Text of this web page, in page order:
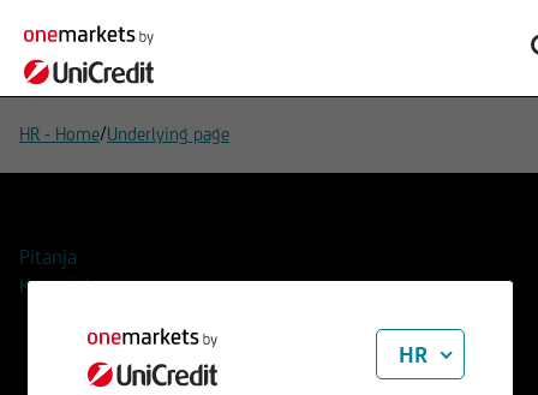
HR - Home/Underlying page
Pitanja
Kontakti
HR